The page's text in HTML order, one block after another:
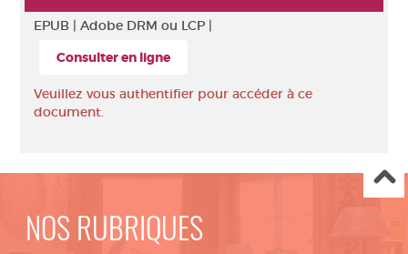
EPUB | Adobe DRM ou LCP |
Consulter en ligne
Veuillez vous authentifier pour accéder à ce
document.
NOS RUBRIQUES